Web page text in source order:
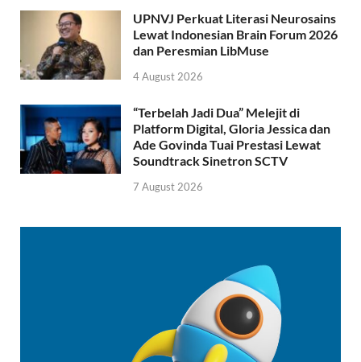
UPNVJ Perkuat Literasi Neurosains
Lewat Indonesian Brain Forum 2026
dan Peresmian LibMuse
4 August 2026
“Terbelah Jadi Dua” Melejit di
Platform Digital, Gloria Jessica dan
Ade Govinda Tuai Prestasi Lewat
Soundtrack Sinetron SCTV
7 August 2026